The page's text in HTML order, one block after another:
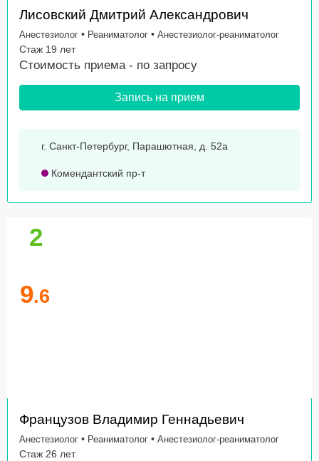
Лисовский Дмитрий Александрович
Анестезиолог • Реаниматолог • Анестезиолог-реаниматолог
Стаж 19 лет
Стоимость приема - по запросу
Запись на прием
г. Санкт-Петербург, Парашютная, д. 52а
Комендантский пр-т
2
9.6
Французов Владимир Геннадьевич
Анестезиолог • Реаниматолог • Анестезиолог-реаниматолог
Стаж 26 лет